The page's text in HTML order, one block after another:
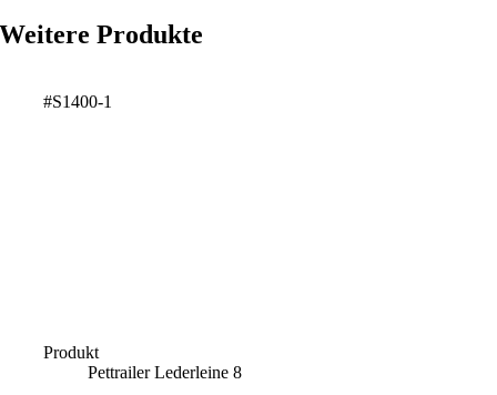
Weitere Produkte
#S1400-1
Produkt
Pettrailer Lederleine 8